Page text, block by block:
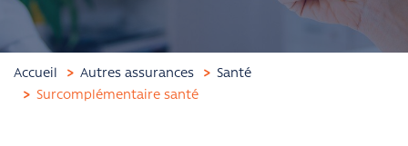
Accueil Autres assurances
Santé
Surcomplémentaire santé